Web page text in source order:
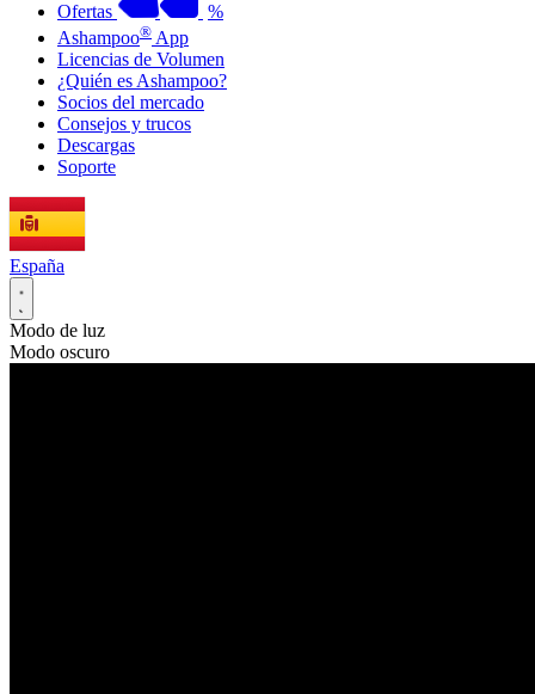
Ofertas
%
Ashampoo® App
Licencias de Volumen
¿Quién es Ashampoo?
Socios del mercado
Consejos y trucos
Descargas
Soporte
España
Modo de luz
Modo oscuro